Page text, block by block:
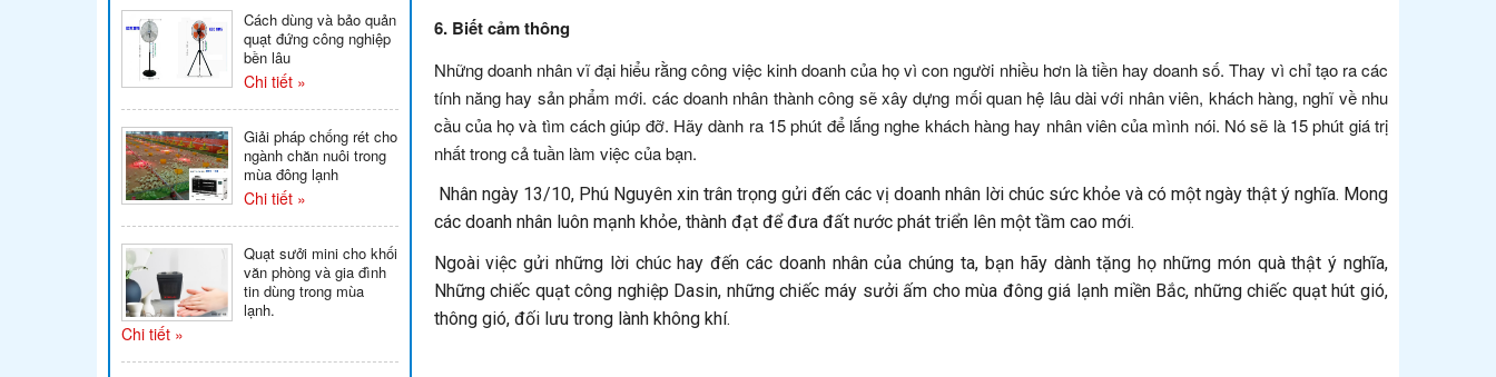
Cách dùng và bảo quản
quạt đứng công nghiệp
bền lâu
Chi tiết »
Giải pháp chống rét cho
ngành chăn nuôi trong
mùa đông lạnh
Chi tiết »
Quạt sưởi mini cho khối
văn phòng và gia đình
tin dùng trong mùa
lạnh.
Chi tiết »
6. Biết cảm thông
Những doanh nhân vĩ đại hiểu rằng công việc kinh doanh của họ vì con người nhiều hơn là tiền hay doanh số. Thay vì chỉ tạo ra các
tính năng hay sản phẩm mới. các doanh nhân thành công sẽ xây dựng mối quan hệ lâu dài với nhân viên, khách hàng, nghĩ về nhu
cầu của họ và tìm cách giúp đỡ. Hãy dành ra 15 phút để lắng nghe khách hàng hay nhân viên của mình nói. Nó sẽ là 15 phút giá trị
nhất trong cả tuần làm việc của bạn.
Nhân ngày 13/10, Phú Nguyên xin trân trọng gửi đến các vị doanh nhân lời chúc sức khỏe và có một ngày thật ý nghĩa. Mong
các doanh nhân luôn mạnh khỏe, thành đạt để đưa đất nước phát triển lên một tầm cao mới.
Ngoài việc gửi những lời chúc hay đến các doanh nhân của chúng ta, bạn hãy dành tặng họ những món quà thật ý nghĩa,
Những chiếc quạt công nghiệp Dasin, những chiếc máy sưởi ấm cho mùa đông giá lạnh miền Bắc, những chiếc quạt hút gió,
thông gió, đối lưu trong lành không khí.